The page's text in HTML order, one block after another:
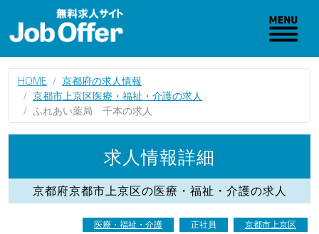
HOME
京都府の求人情報
京都市上京区医療・福祉・介護の求人
ふれあい薬局 千本の求人
求人情報詳細
京都府京都市上京区の医療・福祉・介護の求人
医療・福祉・介護 正社員 京都市上京区